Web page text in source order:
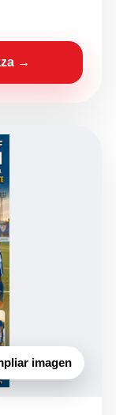
→
imagen